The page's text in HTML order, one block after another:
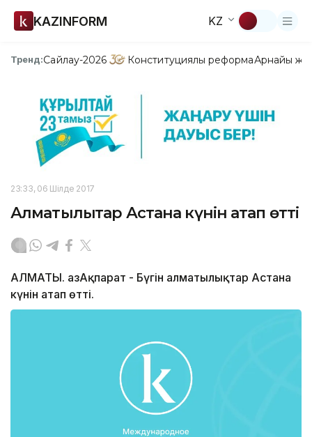
KAZINFORM KZ
Тренд:Сайлау-2026 Конституциялық реформаАрнайы
23:33, 06 Шілде 2017
Алматылықтар Астана күнін атап өтті
АЛМАТЫ. ҚазАқпарат - Бүгін алматылықтар Астана
күнін атап өтті.